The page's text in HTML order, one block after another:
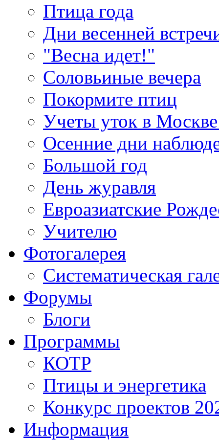
Птица года
Дни весенней
"Весна идет!"
Соловьиные вечера
Покормите птиц
Учеты уток в
Осенние дни
Большой год
День журавля
Евроазиатские
Учителю
Фотогалерея
Систематическая
Форумы
Блоги
Программы
КОТР
Птицы и энергетика
Конкурс проектов
Информация